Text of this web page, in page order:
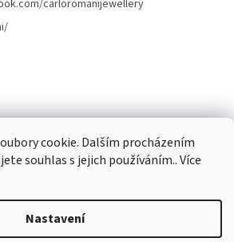
cookie. Dalším procházením
souhlas s jejich používáním.. Více
Nastavení
carloromanijewellery